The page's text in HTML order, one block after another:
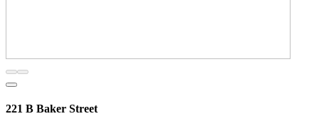
221 B Baker Street